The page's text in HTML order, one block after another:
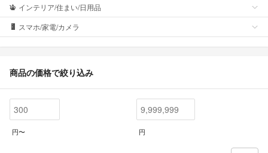
インテリア/住まい/日用品
スマホ/家電/カメラ
商品の価格で絞り込み
円〜 円